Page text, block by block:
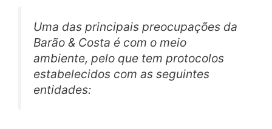
Uma das principais preocupações da
Barão & Costa é com o meio
ambiente, pelo que tem protocolos
estabelecidos com as seguintes
entidades: